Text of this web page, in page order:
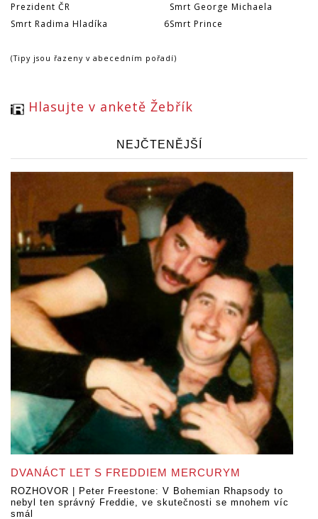
Prezident ČR
Smrt George Michaela
Smrt Radima Hladíka
6Smrt Prince
(Tipy jsou řazeny v abecedním pořadí)
Hlasujte v anketě Žebřík
NEJČTENĚJŠÍ
DVANÁCT LET S FREDDIEM MERCURYM
ROZHOVOR | Peter Freestone: V Bohemian Rhapsody to
nebyl ten správný Freddie, ve skutečnosti se mnohem víc
smál